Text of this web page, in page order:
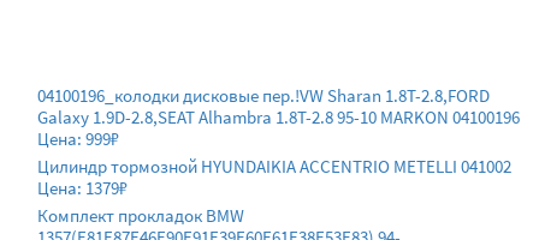
04100196_колодки дисковые пер.!VW Sharan 1.8T-2.8,FORD
Galaxy 1.9D-2.8,SEAT Alhambra 1.8T-2.8 95-10 MARKON 04100196
Цена: 999₽
Цилиндр тормозной HYUNDAIKIA ACCENTRIO METELLI 041002
Цена: 1379₽
Комплект прокладок BMW